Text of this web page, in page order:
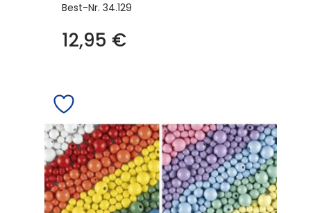
Best-Nr. 34.129
12,95 €